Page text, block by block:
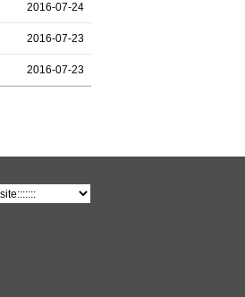
2016-07-24
2016-07-23
2016-07-23